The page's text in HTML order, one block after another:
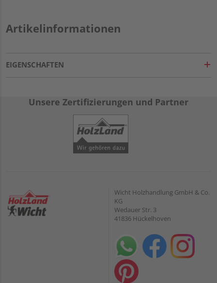
Artikelinformationen
EIGENSCHAFTEN
Unsere Zertifizierungen und Partner
Wicht Holzhandlung GmbH & Co.
KG
Wedauer Str. 3
41836 Hückelhoven